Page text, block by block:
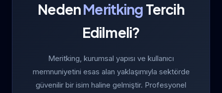
NedenMeritking Tercih
Edilmeli?
Meritking, kurumsal yapısı ve kullanıcı
memnuniyetini esas alan yaklaşımıyla sektörde
güvenilir bir isim haline gelmiştir. Profesyonel